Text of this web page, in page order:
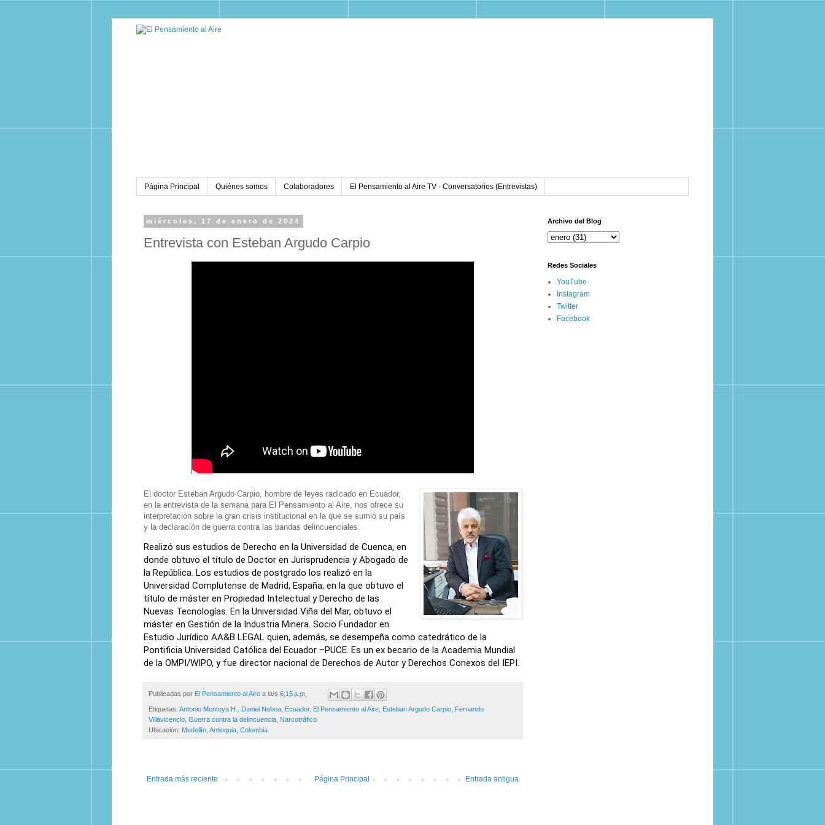
Página Principal Quiénes somos Colaboradores El Pensamiento al Aire TV - Conversatorios (Entrevistas)
miércoles, 17 de enero de 2024
Entrevista con Esteban Argudo Carpio
El doctor Esteban Argudo Carpio, hombre de leyes radicado en Ecuador,
en la entrevista de la semana para El Pensamiento al Aire, nos ofrece su
interpretación sobre la gran crisis institucional en la que se sumió su país
y la declaración de guerra contra las bandas delincuenciales.
Realizó sus estudios de Derecho en la Universidad de Cuenca, en
donde obtuvo el título de Doctor en Jurisprudencia y Abogado de
la República. Los estudios de postgrado los realizó en la
Universidad Complutense de Madrid, España, en la que obtuvo el
título de máster en Propiedad Intelectual y Derecho de las
Nuevas Tecnologías. En la Universidad Viña del Mar, obtuvo el
máster en Gestión de la Industria Minera. Socio Fundador en
Estudio Jurídico AA&B LEGAL quien, además, se desempeña como catedrático de la
Pontificia Universidad Católica del Ecuador –PUCE. Es un ex becario de la Academia Mundial
de la OMPI/WIPO, y fue director nacional de Derechos de Autor y Derechos Conexos del IEPI.
Publicadas por El Pensamiento al Aire a la/s 6:15 a.m.
Etiquetas: Antonio Montoya H. Daniel Noboa Ecuador, El Pensamiento al Aire Esteban Argudo Carpio Fernando
Villavicencio Guerra contra la delincuencia Narcotráfico
Ubicación: Medellín, Antioquia, Colombia
Entrada más reciente Entrada antigua
Página Principal
Archivo del Blog
Redes Sociales
YouTube
Instagram
Twitter
Facebook